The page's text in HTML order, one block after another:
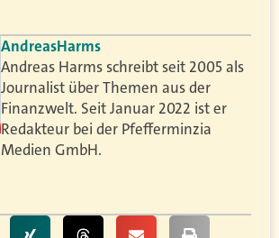
AndreasHarms
Andreas Harms schreibt seit 2005 als
Journalist über Themen aus der
Finanzwelt. Seit Januar 2022 ist er
Redakteur bei der Pfefferminzia
Medien GmbH.